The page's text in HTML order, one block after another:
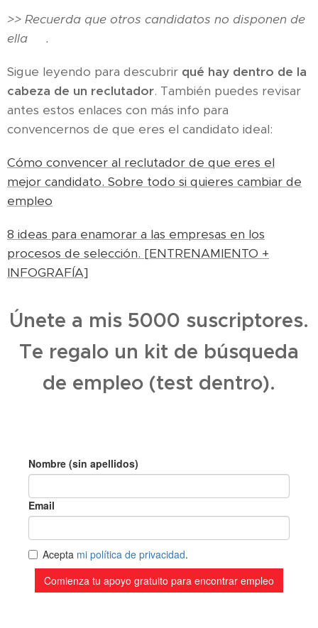
>> Recuerda que otros candidatos no disponen de
ella
😊.
Sigue leyendo para descubrir qué hay dentro de la
cabeza de un reclutador. También puedes revisar
antes estos enlaces con más info para
convencernos de que eres el candidato ideal:
Cómo convencer al reclutador de que eres el
mejor candidato. Sobre todo si quieres cambiar de
empleo
8 ideas para enamorar a las empresas en los
procesos de selección. [ENTRENAMIENTO +
INFOGRAFÍA]
Únete a mis 5000 suscriptores.
Te regalo un kit de búsqueda
de empleo (test dentro).